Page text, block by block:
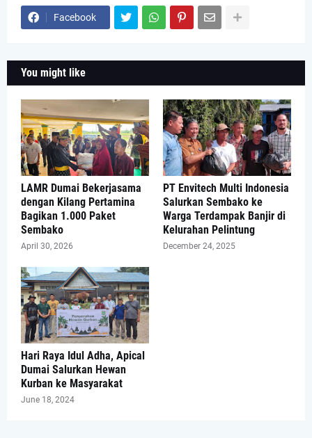
Facebook
You might like
LAMR Dumai Bekerjasama
dengan Kilang Pertamina
Bagikan 1.000 Paket
Sembako
April 30, 2026
PT Envitech Multi Indonesia
Salurkan Sembako ke
Warga Terdampak Banjir di
Kelurahan Pelintung
December 24, 2025
Hari Raya Idul Adha, Apical
Dumai Salurkan Hewan
Kurban ke Masyarakat
June 18, 2024